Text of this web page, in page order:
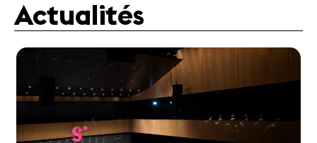
Actualités